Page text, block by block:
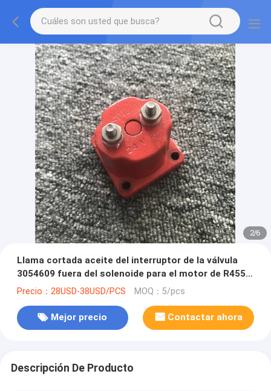
2/6
Llama cortada aceite del interruptor de la válvula
3054609 fuera del solenoide para el motor de R455-
7 QSM11 NT855 K38
Precio：28USD-38USD/PCS MOQ：5/pcs
Mejor precio Contactar ahora
Descripción De Producto